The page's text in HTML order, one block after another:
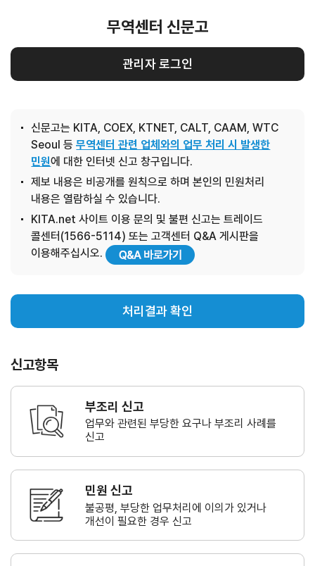
무역센터 신문고
관리자 로그인
신문고는 KITA, COEX, KTNET, CALT, CAAM, WTC
Seoul 등무역센터 관련 업체와의 업무 처리 시 발생한
민원에 대한 인터넷 신고 창구입니다.
제보 내용은 비공개를 원칙으로 하며 본인의 민원처리
내용은 열람하실 수 있습니다.
KITA.net 사이트 이용 문의 및 불편 신고는 트레이드
콜센터(1566-5114) 또는 고객센터 Q&A 게시판을
이용해주십시오.
처리결과 확인
신고항목
부조리 신고
업무와 관련된 부당한 요구나 부조리 사례를
신고
민원 신고
불공평, 부당한 업무처리에 이의가 있거나
개선이 필요한 경우 신고